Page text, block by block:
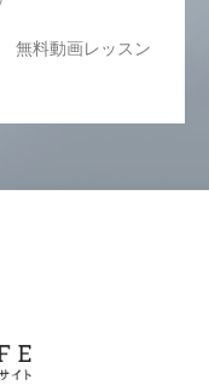
無料動画レッスン